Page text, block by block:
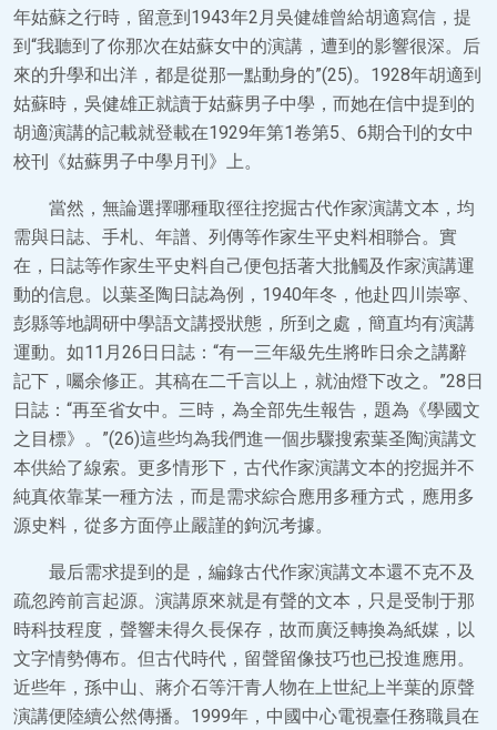
年姑蘇之行時，留意到1943年2月吳健雄曾給胡適寫信，提
到“我聽到了你那次在姑蘇女中的演講，遭到的影響很深。后
來的升學和出洋，都是從那一點動身的”(25)。1928年胡適到
姑蘇時，吳健雄正就讀于姑蘇男子中學，而她在信中提到的
胡適演講的記載就登載在1929年第1卷第5、6期合刊的女中
校刊《姑蘇男子中學月刊》上。
當然，無論選擇哪種取徑往挖掘古代作家演講文本，均
需與日誌、手札、年譜、列傳等作家生平史料相聯合。實
在，日誌等作家生平史料自己便包括著大批觸及作家演講運
動的信息。以葉圣陶日誌為例，1940年冬，他赴四川崇寧、
彭縣等地調研中學語文講授狀態，所到之處，簡直均有演講
運動。如11月26日日誌：“有一三年級先生將昨日余之講辭
記下，囑余修正。其稿在二千言以上，就油燈下改之。”28日
日誌：“再至省女中。三時，為全部先生報告，題為《學國文
之目標》。”(26)這些均為我們進一個步驟搜索葉圣陶演講文
本供給了線索。更多情形下，古代作家演講文本的挖掘并不
純真依靠某一種方法，而是需求綜合應用多種方式，應用多
源史料，從多方面停止嚴謹的鉤沉考據。
最后需求提到的是，編錄古代作家演講文本還不克不及
疏忽跨前言起源。演講原來就是有聲的文本，只是受制于那
時科技程度，聲響未得久長保存，故而廣泛轉換為紙媒，以
文字情勢傳布。但古代時代，留聲留像技巧也已投進應用。
近些年，孫中山、蔣介石等汗青人物在上世紀上半葉的原聲
演講便陸續公然傳播。1999年，中國中心電視臺任務職員在